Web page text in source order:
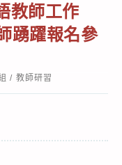
教師工作
踴躍報名參
/ 教師研習